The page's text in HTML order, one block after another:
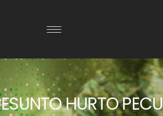
HURTO